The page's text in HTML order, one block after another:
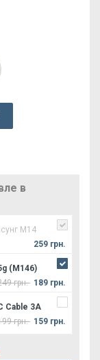
в
М14
259 грн.
(M146)
грн. 189 грн.
Cable 3A
грн. 159 грн.